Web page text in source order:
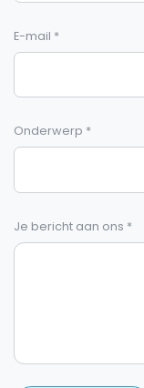
E-mail *
Onderwerp *
Je bericht aan ons *